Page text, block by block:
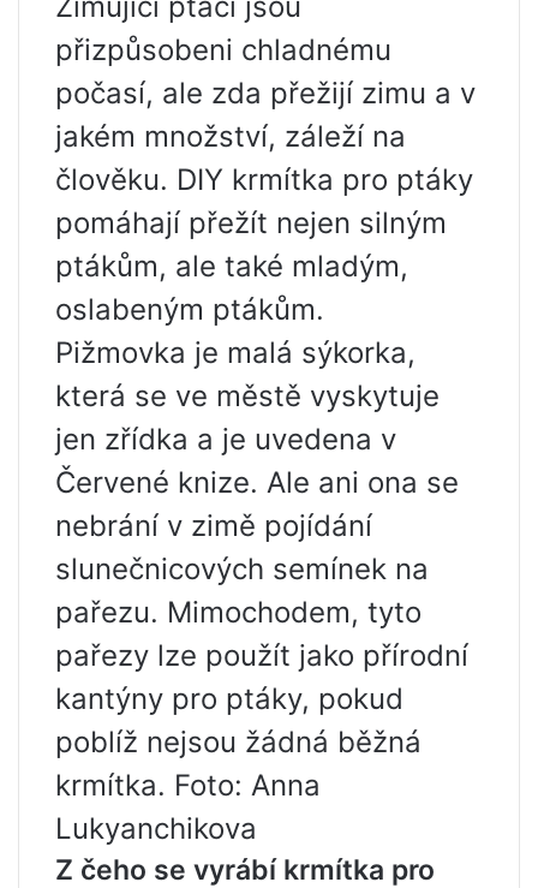
přizpůsobeni chladnému
počasí, ale zda přežijí zimu a v
jakém množství, záleží na
člověku. DIY krmítka pro ptáky
pomáhají přežít nejen silným
ptákům, ale také mladým,
oslabeným ptákům.
Pižmovka je malá sýkorka,
která se ve městě vyskytuje
jen zřídka a je uvedena v
Červené knize. Ale ani ona se
nebrání v zimě pojídání
slunečnicových semínek na
pařezu. Mimochodem, tyto
pařezy lze použít jako přírodní
kantýny pro ptáky, pokud
poblíž nejsou žádná běžná
krmítka. Foto: Anna
Lukyanchikova
Z čeho se vyrábí krmítka pro